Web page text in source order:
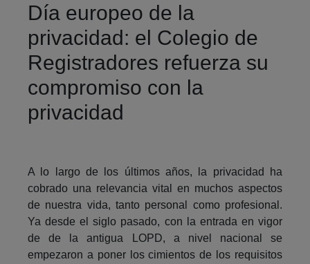
Día europeo de la
privacidad: el Colegio de
Registradores refuerza su
compromiso con la
privacidad
A lo largo de los últimos años, la privacidad ha
cobrado una relevancia vital en muchos aspectos
de nuestra vida, tanto personal como profesional.
Ya desde el siglo pasado, con la entrada en vigor
de de la antigua LOPD, a nivel nacional se
empezaron a poner los cimientos de los requisitos